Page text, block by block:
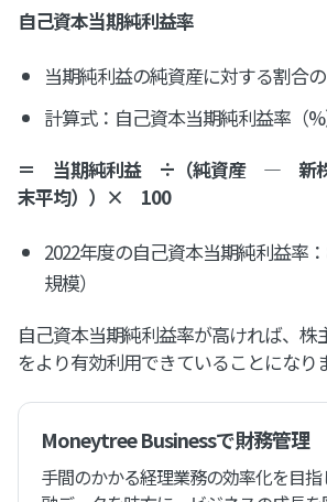
自己資本当期純利益率
当期純利益の純資産に対する割合
計算式：自己資本当期純利益率（%
＝ 当期純利益 ÷（純資産 ― 新株
末平均））× 100
2022年度の自己資本当期純利益率
規模）
自己資本当期純利益率が高ければ、株
をより有効利用できていることになり
Moneytree Businessで財務管理
手間のかかる経理業務の効率化を目